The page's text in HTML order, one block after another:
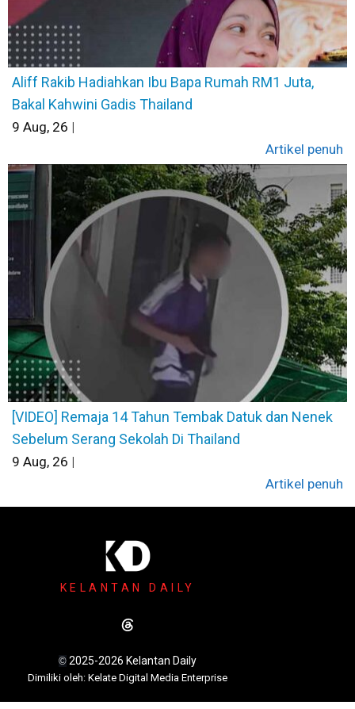
Aliff Rakib Hadiahkan Ibu Bapa Rumah RM1 Juta,
Bakal Kahwini Gadis Thailand
9 Aug, 26 |
Artikel penuh
[VIDEO] Remaja 14 Tahun Tembak Datuk dan Nenek
Sebelum Serang Sekolah Di Thailand
9 Aug, 26 |
Artikel penuh
KELANTAN DAILY
© 2025-2026 Kelantan Daily
Dimiliki oleh: Kelate Digital Media Enterprise